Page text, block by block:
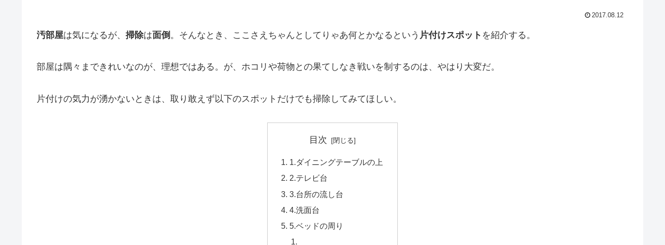
2017.08.12
汚部屋は気になるが、 掃除は面倒 。そんなとき、ここさえちゃんとしてりゃあ何とかなるという 片付けスポット を紹介する。
部屋は隅々まできれいなのが、理想ではある。が、ホコリや荷物との果てしなき戦いを制するのは、やはり大変だ。
片付けの気力が湧かないときは、取り敢えず以下のスポットだけでも掃除してみてほしい。
目次
1.ダイニングテーブルの上
2.テレビ台
3.台所の流し台
4.洗面台
5.ベッドの周り